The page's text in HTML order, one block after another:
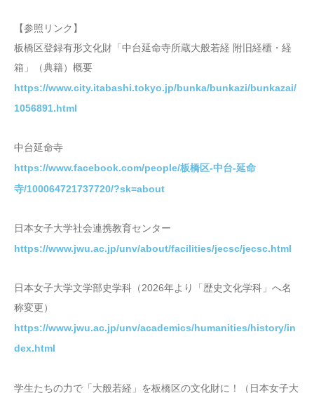
【参照リンク】
板橋区登録有形文化財「中台延命寺所蔵大般若経 附旧経櫃・経
箱」（典籍）概要
https://www.city.itabashi.tokyo.jp/bunka/bunkazi/bunkazai/
1056891.html
中台延命寺
https://www.facebook.com/people/板橋区-中台-延命
寺/100064721737720/?sk=about
日本女子大学社会連携教育センター
https://www.jwu.ac.jp/unv/about/facilities/jecsc/jecsc.html
日本女子大学文学部史学科（2026年より「歴史文化学科」へ名
称変更）
https://www.jwu.ac.jp/unv/academics/humanities/history/in
dex.html
学生たちの力で「大般若経」を板橋区の文化財に！（日本女子大